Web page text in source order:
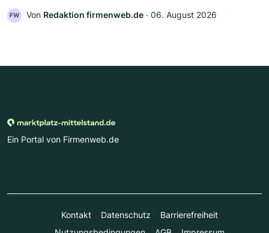
FW Von Redaktion firmenweb.de ‧ 06. August 2026
Ein Portal von Firmenweb.de
Kontakt Datenschutz
Barrierefreiheit